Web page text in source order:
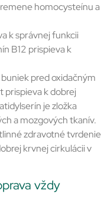
homocysteínu a
k správnej funkcii
B12 prispieva k
pred oxidačným
prispieva k dobrej
je zložka
a mozgových tkanív.
zdravotné tvrdenie
krvnej cirkulácii v
vždy